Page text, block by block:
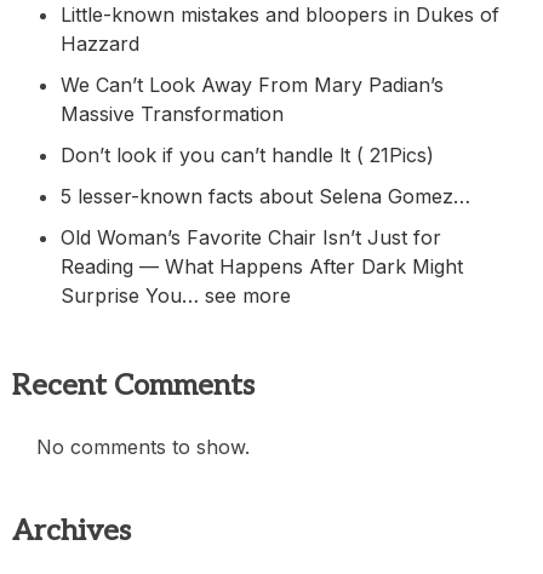
Little-known mistakes and bloopers in Dukes of
Hazzard
We Can’t Look Away From Mary Padian’s
Massive Transformation
Don’t look if you can’t handle lt ( 21Pics)
5 lesser-known facts about Selena Gomez…
Old Woman’s Favorite Chair Isn’t Just for
Reading — What Happens After Dark Might
Surprise You… see more
Recent Comments
No comments to show.
Archives